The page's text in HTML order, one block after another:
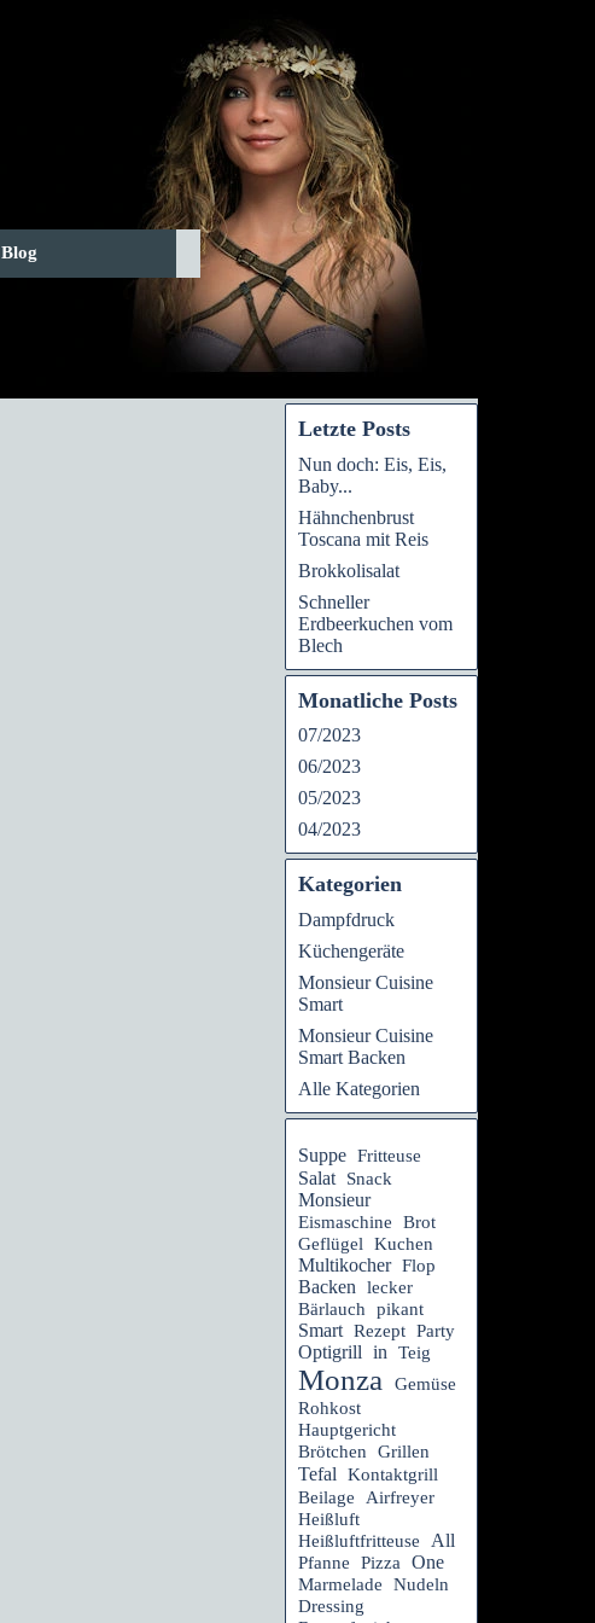
Blog
Letzte Posts
Nun doch: Eis, Eis,
Baby...
Hähnchenbrust
Toscana mit Reis
Brokkolisalat
Schneller
Erdbeerkuchen vom
Blech
Monatliche Posts
07/2023
06/2023
05/2023
04/2023
Kategorien
Dampfdruck
Küchengeräte
Monsieur Cuisine
Smart
Monsieur Cuisine
Smart Backen
Alle Kategorien
Suppe Fritteuse
Salat Snack
Monsieur
Eismaschine
Brot
Geflügel
Kuchen
Multikocher Flop
Backen
lecker
Bärlauch
pikant
Smart Rezept Party
Optigrill in Teig
Monza
Gemüse
Rohkost
Hauptgericht
Brötchen Grillen
Tefal
Kontaktgrill
Beilage
Airfreyer
Heißluft
Heißluftfritteuse All
Pfanne Pizza One
Marmelade
Nudeln
Dressing